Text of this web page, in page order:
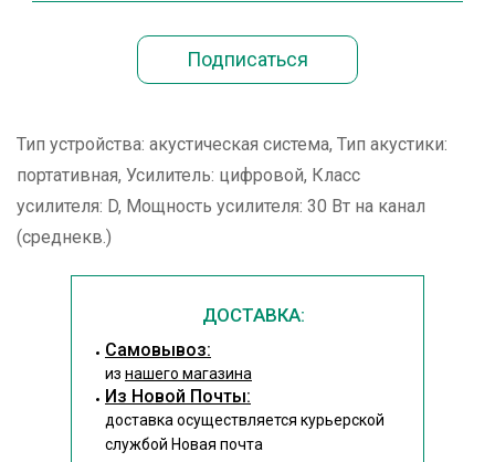
Тип устройства: акустическая система, Тип акустики:
портативная, Усилитель: цифровой, Класс
усилителя: D, Мощность усилителя: 30 Вт на канал
(среднекв.)
ДОСТАВКА:
Cамовывоз:
из нашего магазина
Из Новой Почты:
доставка осуществляется курьерской
службой Новая почта